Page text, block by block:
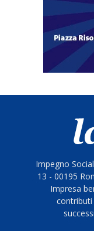
Impegno
13 - 00195
Impresa
contributi